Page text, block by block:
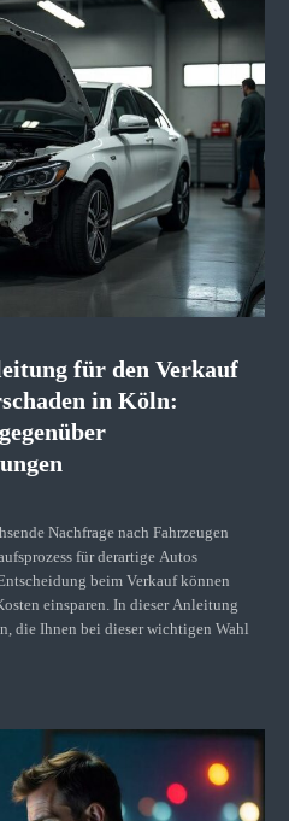
für den Verkauf
in Köln:
Nachfrage nach Fahrzeugen
für derartige Autos
beim Verkauf können
einsparen. In dieser Anleitung
die Ihnen bei dieser wichtigen Wahl